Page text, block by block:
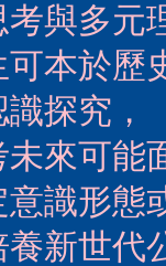
考與多元
可本於歷
探究，
未來可能
意識形態
養新世代